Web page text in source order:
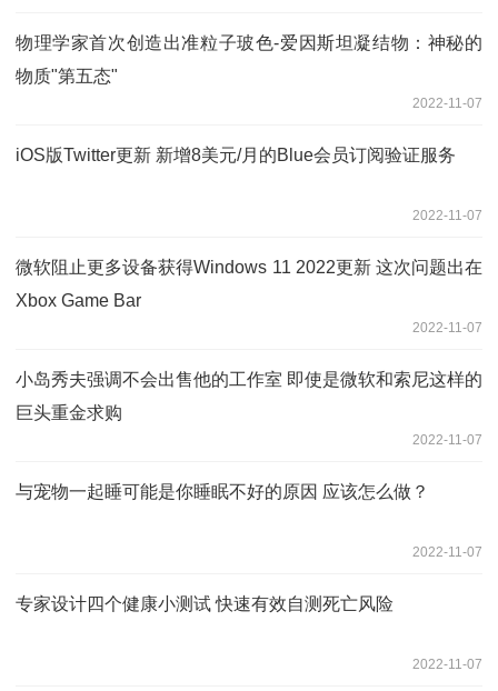
物理学家首次创造出准粒子玻色-爱因斯坦凝结物：神秘的
物质"第五态"
2022-11-07
iOS版Twitter更新 新增8美元/月的Blue会员订阅验证服务
2022-11-07
微软阻止更多设备获得Windows 11 2022更新 这次问题出在
Xbox Game Bar
2022-11-07
小岛秀夫强调不会出售他的工作室 即使是微软和索尼这样的
巨头重金求购
2022-11-07
与宠物一起睡可能是你睡眠不好的原因 应该怎么做？
2022-11-07
专家设计四个健康小测试 快速有效自测死亡风险
2022-11-07